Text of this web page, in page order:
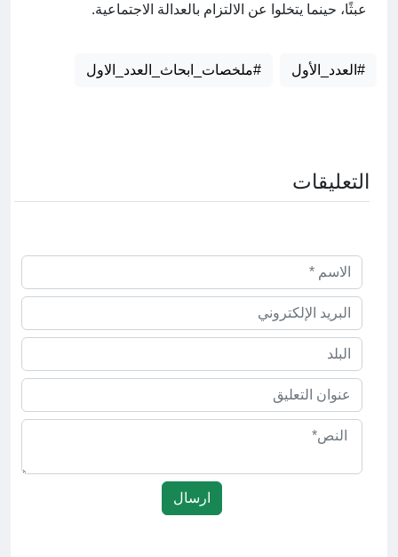
عبثًا، حينما يتخلوا عن الالتزام بالعدالة الاجتماعية.
#العدد_الأول #ملخصات_ابحاث_العدد_الاول
التعليقات